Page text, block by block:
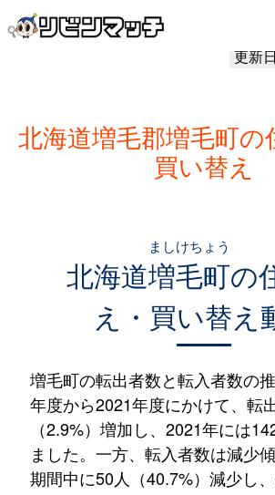
更新日
北海道増毛郡増毛町の
買い替え
北海道増毛町
ましけちょう
の
え・買い替え
増毛町の転出者数と転入者数の
年度から2021年度にかけて、転
（2.9%）増加し、2021年には
ました。一方、転入者数は減少
期間中に50人（40.7%）減少し